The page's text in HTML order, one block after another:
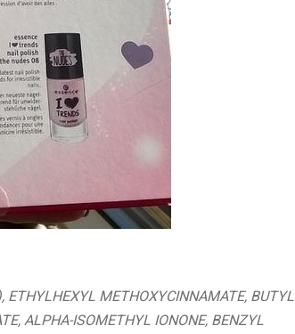
ETHYLHEXYL METHOXYCINNAMATE, BUTYL
ALPHA-ISOMETHYL IONONE, BENZYL